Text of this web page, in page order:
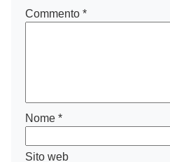
Commento *
Nome *
Sito web